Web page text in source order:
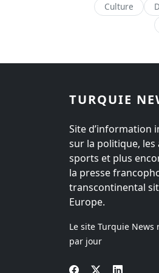
Culture
TURQUIE
Site d’information
sur la politique, les
sports et plus
la presse
transcontinental
Europe.
Le site Turquie News
par jour